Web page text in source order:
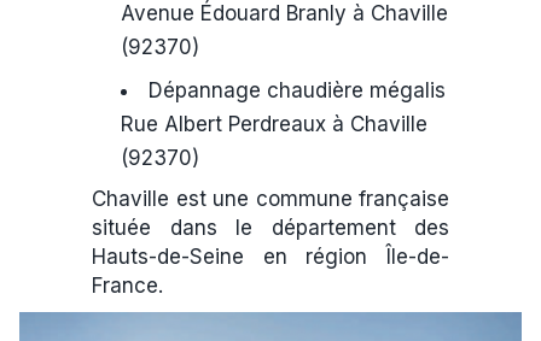
Avenue Édouard Branly à Chaville
(92370)
Dépannage chaudière mégalis
Rue Albert Perdreaux à Chaville
(92370)
Chaville est une commune française
située dans le département des
Hauts-de-Seine en région Île-de-
France.